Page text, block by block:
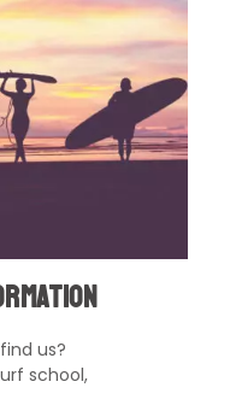
us?
school,